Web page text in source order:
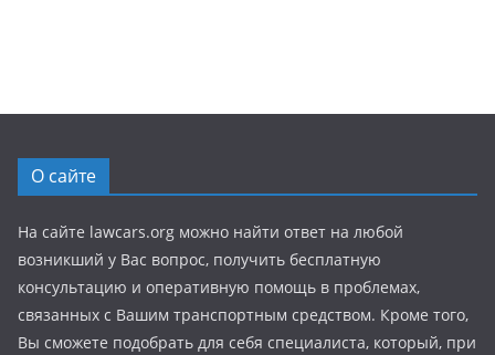
О сайте
На сайте lawcars.org можно найти ответ на любой
возникший у Вас вопрос, получить бесплатную
консультацию и оперативную помощь в проблемах,
связанных с Вашим транспортным средством. Кроме того,
Вы сможете подобрать для себя специалиста, который, при